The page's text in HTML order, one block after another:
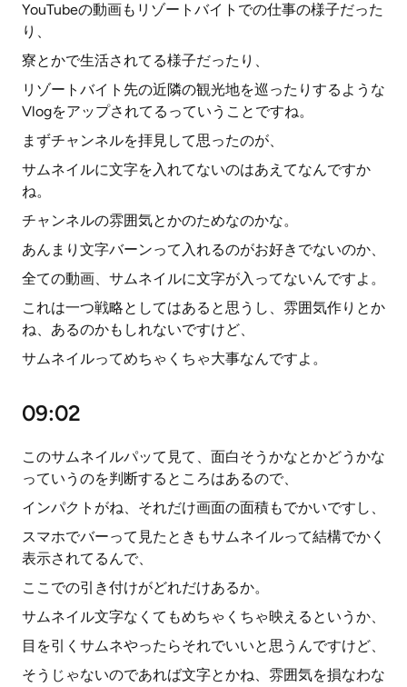
YouTubeの動画もリゾートバイトでの仕事の様子だった
り、
寮とかで生活されてる様子だったり、
リゾートバイト先の近隣の観光地を巡ったりするような
Vlogをアップされてるっていうことですね。
まずチャンネルを拝見して思ったのが、
サムネイルに文字を入れてないのはあえてなんですか
ね。
チャンネルの雰囲気とかのためなのかな。
あんまり文字バーンって入れるのがお好きでないのか、
全ての動画、サムネイルに文字が入ってないんですよ。
これは一つ戦略としてはあると思うし、雰囲気作りとか
ね、あるのかもしれないですけど、
サムネイルってめちゃくちゃ大事なんですよ。
09:02
このサムネイルパッて見て、面白そうかなとかどうかな
っていうのを判断するところはあるので、
インパクトがね、それだけ画面の面積もでかいですし、
スマホでバーって見たときもサムネイルって結構でかく
表示されてるんで、
ここでの引き付けがどれだけあるか。
サムネイル文字なくてもめちゃくちゃ映えるというか、
目を引くサムネやったらそれでいいと思うんですけど、
そうじゃないのであれば文字とかね、雰囲気を損なわな